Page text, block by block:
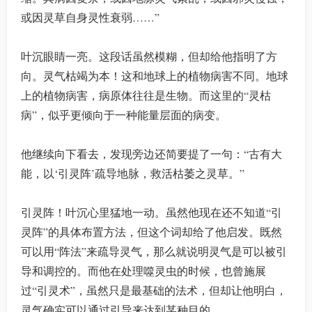
或因灵草自身灵性衰弱……”
叶沉眼睛一亮。这段话虽然模糊，但却给他指明了方
向。灵气枯竭为本！这和地球上的植物病害不同。地球
上的植物病害，病原体往往是生物。而这里的“灵枯
病”，似乎更倾向于一种能量层面的病变。
他继续向下看去，发现旁边还简要提了一句：“古有大
能，以‘引灵阵’疏导地脉，救活枯萎之灵草。”
引灵阵！叶沉心里猛地一动。虽然他现在还不知道“引
灵阵”的具体布置方法，但这个词却给了他启发。既然
可以用“阵法”来疏导灵气，那么就说明灵气是可以被引
导和调控的。而他在处理噬灵虫的时候，也曾施展
过“引灵术”，虽然只是最基础的法术，但却让他明白，